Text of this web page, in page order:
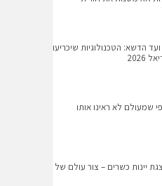
הדשא: הטכנולוגיות שיכריעו
שמעולם לא ראינו אותו
יינות כשרים – צור עולם של